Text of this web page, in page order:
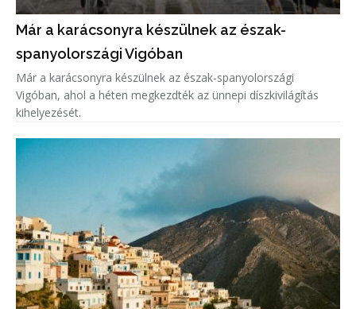
Már a karácsonyra készülnek az észak-
spanyolországi Vigóban
Már a karácsonyra készülnek az észak-spanyolországi
Vigóban, ahol a héten megkezdték az ünnepi díszkivilágítás
kihelyezését.